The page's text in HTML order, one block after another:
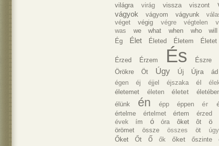
világra virág vissza viszont
vágyok
vágyom vágyunk
véget
végig végre végtelen
was
we what when who
will
Ég
Élet Életed Életem Életet
Érzed Érzem És
Észre
Örökre
Öt Úgy Új Újra
ád
égen
éj éjjel éjszaka él
életemet
életen életet
élünk
én épp éppen ér
értelme
értelmet értem
érzed
évek
ím ó óra ôket ôt ö
örömet össze összes öt
Őket
Őt ő ők őket őszinte